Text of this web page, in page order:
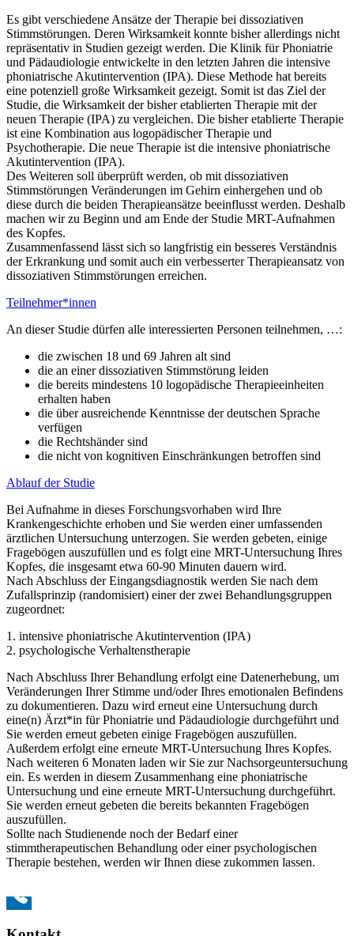
Es gibt verschiedene Ansätze der Therapie bei dissoziativen
Stimmstörungen. Deren Wirksamkeit konnte bisher allerdings nicht
repräsentativ in Studien gezeigt werden. Die Klinik für Phoniatrie
und Pädaudiologie entwickelte in den letzten Jahren die intensive
phoniatrische Akutintervention (IPA). Diese Methode hat bereits
eine potenziell große Wirksamkeit gezeigt. Somit ist das Ziel der
Studie, die Wirksamkeit der bisher etablierten Therapie mit der
neuen Therapie (IPA) zu vergleichen. Die bisher etablierte Therapie
ist eine Kombination aus logopädischer Therapie und
Psychotherapie. Die neue Therapie ist die intensive phoniatrische
Akutintervention (IPA).
Des Weiteren soll überprüft werden, ob mit dissoziativen
Stimmstörungen Veränderungen im Gehirn einhergehen und ob
diese durch die beiden Therapieansätze beeinflusst werden. Deshalb
machen wir zu Beginn und am Ende der Studie MRT-Aufnahmen
des Kopfes.
Zusammenfassend lässt sich so langfristig ein besseres Verständnis
der Erkrankung und somit auch ein verbesserter Therapieansatz von
dissoziativen Stimmstörungen erreichen.
Teilnehmer*innen
An dieser Studie dürfen alle interessierten Personen teilnehmen, …:
die zwischen 18 und 69 Jahren alt sind
die an einer dissoziativen Stimmstörung leiden
die bereits mindestens 10 logopädische Therapieeinheiten
erhalten haben
die über ausreichende Kenntnisse der deutschen Sprache
verfügen
die Rechtshänder sind
die nicht von kognitiven Einschränkungen betroffen sind
Ablauf der Studie
Bei Aufnahme in dieses Forschungsvorhaben wird Ihre
Krankengeschichte erhoben und Sie werden einer umfassenden
ärztlichen Untersuchung unterzogen. Sie werden gebeten, einige
Fragebögen auszufüllen und es folgt eine MRT-Untersuchung Ihres
Kopfes, die insgesamt etwa 60-90 Minuten dauern wird.
Nach Abschluss der Eingangsdiagnostik werden Sie nach dem
Zufallsprinzip (randomisiert) einer der zwei Behandlungsgruppen
zugeordnet:
1. intensive phoniatrische Akutintervention (IPA)
2. psychologische Verhaltenstherapie
Nach Abschluss Ihrer Behandlung erfolgt eine Datenerhebung, um
Veränderungen Ihrer Stimme und/oder Ihres emotionalen Befindens
zu dokumentieren. Dazu wird erneut eine Untersuchung durch
eine(n) Ärzt*in für Phoniatrie und Pädaudiologie durchgeführt und
Sie werden erneut gebeten einige Fragebögen auszufüllen.
Außerdem erfolgt eine erneute MRT-Untersuchung Ihres Kopfes.
Nach weiteren 6 Monaten laden wir Sie zur Nachsorgeuntersuchung
ein. Es werden in diesem Zusammenhang eine phoniatrische
Untersuchung und eine erneute MRT-Untersuchung durchgeführt.
Sie werden erneut gebeten die bereits bekannten Fragebögen
auszufüllen.
Sollte nach Studienende noch der Bedarf einer
stimmtherapeutischen Behandlung oder einer psychologischen
Therapie bestehen, werden wir Ihnen diese zukommen lassen.